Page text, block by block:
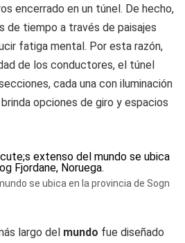
encerrado en un túnel. De hecho,
de tiempo a través de paisajes
fatiga mental. Por esta razón,
de los conductores, el túnel
cada una con iluminación
opciones de giro y espacios
se ubica en la provincia de Sogn
largo del mundo fue diseñado